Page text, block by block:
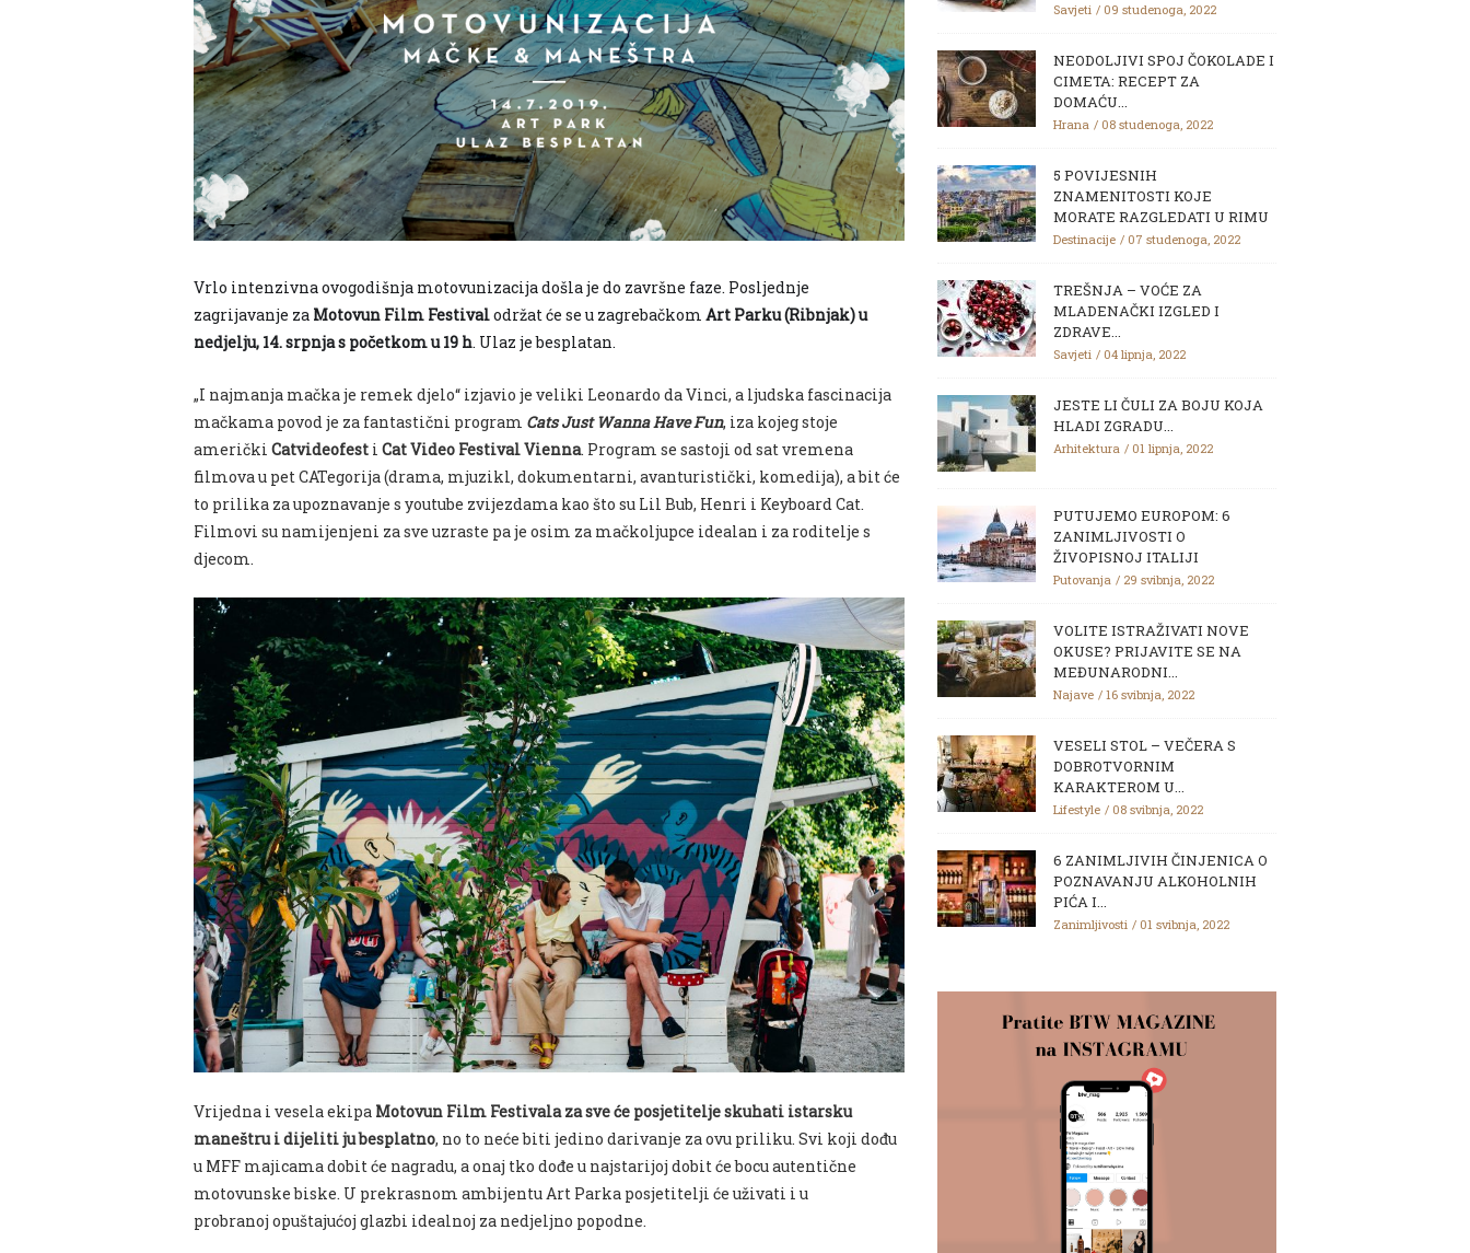
Vrlo intenzivna ovogodišnja motovunizacija došla je do završne faze. Posljednje
zagrijavanje za Motovun Film Festivalodržat će se u zagrebačkom Art Parku (Ribnjak) u
nedjelju, 14. srpnja s početkom u 19 h. Ulaz je besplatan.
„I najmanja mačka je remek djelo“ izjavio je veliki Leonardo da Vinci, a ljudska fascinacija
mačkama povod je za fantastični program Cats Just Wanna Have Fun, iza kojeg stoje
američki Catvideofest i Cat Video Festival Vienna. Program se sastoji od sat vremena
filmova u pet CATegorija (drama, mjuzikl, dokumentarni, avanturistički, komedija), a bit će
to prilika za upoznavanje s youtube zvijezdama kao što su Lil Bub, Henri i Keyboard Cat.
Filmovi su namijenjeni za sve uzraste pa je osim za mačkoljupce idealan i za roditelje s
djecom.
Vrijedna i vesela ekipa Motovun Film Festivala za sve će posjetitelje skuhati istarsku
maneštru i dijeliti ju besplatno, no to neće biti jedino darivanje za ovu priliku. Svi koji dođu
u MFF majicama dobit će nagradu, a onaj tko dođe u najstarijoj dobit će bocu autentične
motovunske biske. U prekrasnom ambijentu Art Parka posjetitelji će uživati i u
probranoj opuštajućoj glazbi idealnoj za nedjeljno popodne.
Savjeti 09 studenoga, 2022
NEODOLJIVI SPOJ ČOKOLADE I
CIMETA: RECEPT ZA
DOMAĆU...
Hrana 08 studenoga, 2022
5 POVIJESNIH
ZNAMENITOSTI KOJE
MORATE RAZGLEDATI U RIMU
Destinacije 07 studenoga, 2022
TREŠNJA – VOĆE ZA
MLADENAČKI IZGLED I
ZDRAVE...
Savjeti 04 lipnja, 2022
JESTE LI ČULI ZA BOJU KOJA
HLADI ZGRADU...
Arhitektura 01 lipnja, 2022
PUTUJEMO EUROPOM: 6
ZANIMLJIVOSTI O
ŽIVOPISNOJ ITALIJI
Putovanja 29 svibnja, 2022
VOLITE ISTRAŽIVATI NOVE
OKUSE? PRIJAVITE SE NA
MEĐUNARODNI...
Najave 16 svibnja, 2022
VESELI STOL – VEČERA S
DOBROTVORNIM
KARAKTEROM U...
Lifestyle 08 svibnja, 2022
6 ZANIMLJIVIH ČINJENICA O
POZNAVANJU ALKOHOLNIH
PIĆA I...
Zanimljivosti 01 svibnja, 2022